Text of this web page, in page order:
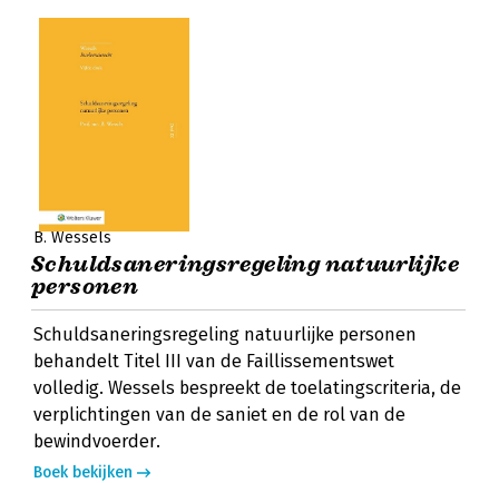
B. Wessels
Schuldsaneringsregeling natuurlijke
personen
Schuldsaneringsregeling natuurlijke personen
behandelt Titel III van de Faillissementswet
volledig. Wessels bespreekt de toelatingscriteria, de
verplichtingen van de saniet en de rol van de
bewindvoerder.
Boek bekijken